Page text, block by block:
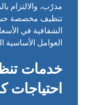
مدرّب، والالتزام
تنظيف مخصصة
الشفافية في
العوامل
خدمات
احتياجات